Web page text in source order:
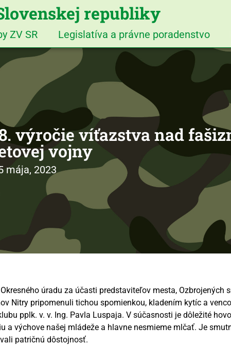
republiky
ZV SR Legislatíva a právne poradenstvo
výročie víťazstva nad
vojny
mája, 2023
úradu za účasti predstaviteľov mesta, Ozbrojených
Nitry pripomenuli tichou spomienkou, kladením kytíc a
pplk. v. v. Ing. Pavla Luspaja. V súčasnosti je dôležité
výchove našej mládeže a hlavne nesmieme mlčať. Je
patričnú dôstojnosť.